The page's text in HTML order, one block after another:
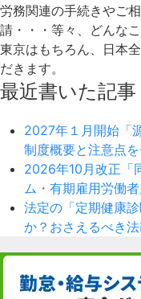
労務関連の手続きやご
請・・・等々、どんな
東京はもちろん、日本
だきます。
最近書いた記事
2027年１月開始「
制度概要と注意点
2026年10月改正「
ム・有期雇用労働
法定の「定期健康
か？おさえるべき